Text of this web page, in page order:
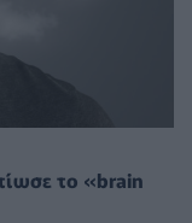
το «brain